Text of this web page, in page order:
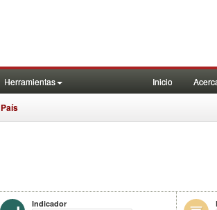
Herramientas Inicio
País
Indicador